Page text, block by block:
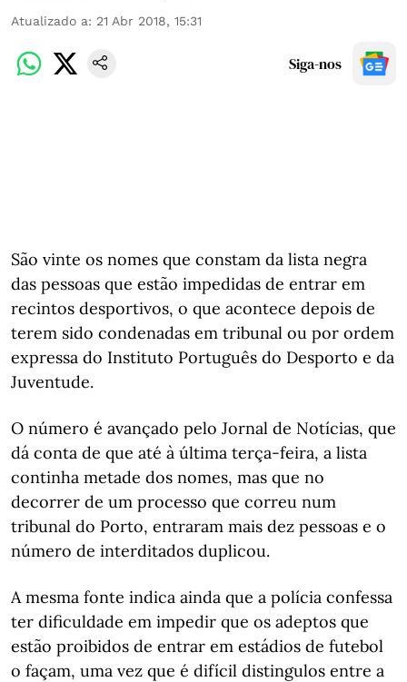
Atualizado a: 21 Abr 2018, 15:31
Siga-nos
São vinte os nomes que constam da lista negra
das pessoas que estão impedidas de entrar em
recintos desportivos, o que acontece depois de
terem sido condenadas em tribunal ou por ordem
expressa do Instituto Português do Desporto e da
Juventude.
O número é avançado pelo Jornal de Notícias, que
dá conta de que até à última terça-feira, a lista
continha metade dos nomes, mas que no
decorrer de um processo que correu num
tribunal do Porto, entraram mais dez pessoas e o
número de interditados duplicou.
A mesma fonte indica ainda que a polícia confessa
ter dificuldade em impedir que os adeptos que
estão proibidos de entrar em estádios de futebol
o façam, uma vez que é difícil distingulos entre a